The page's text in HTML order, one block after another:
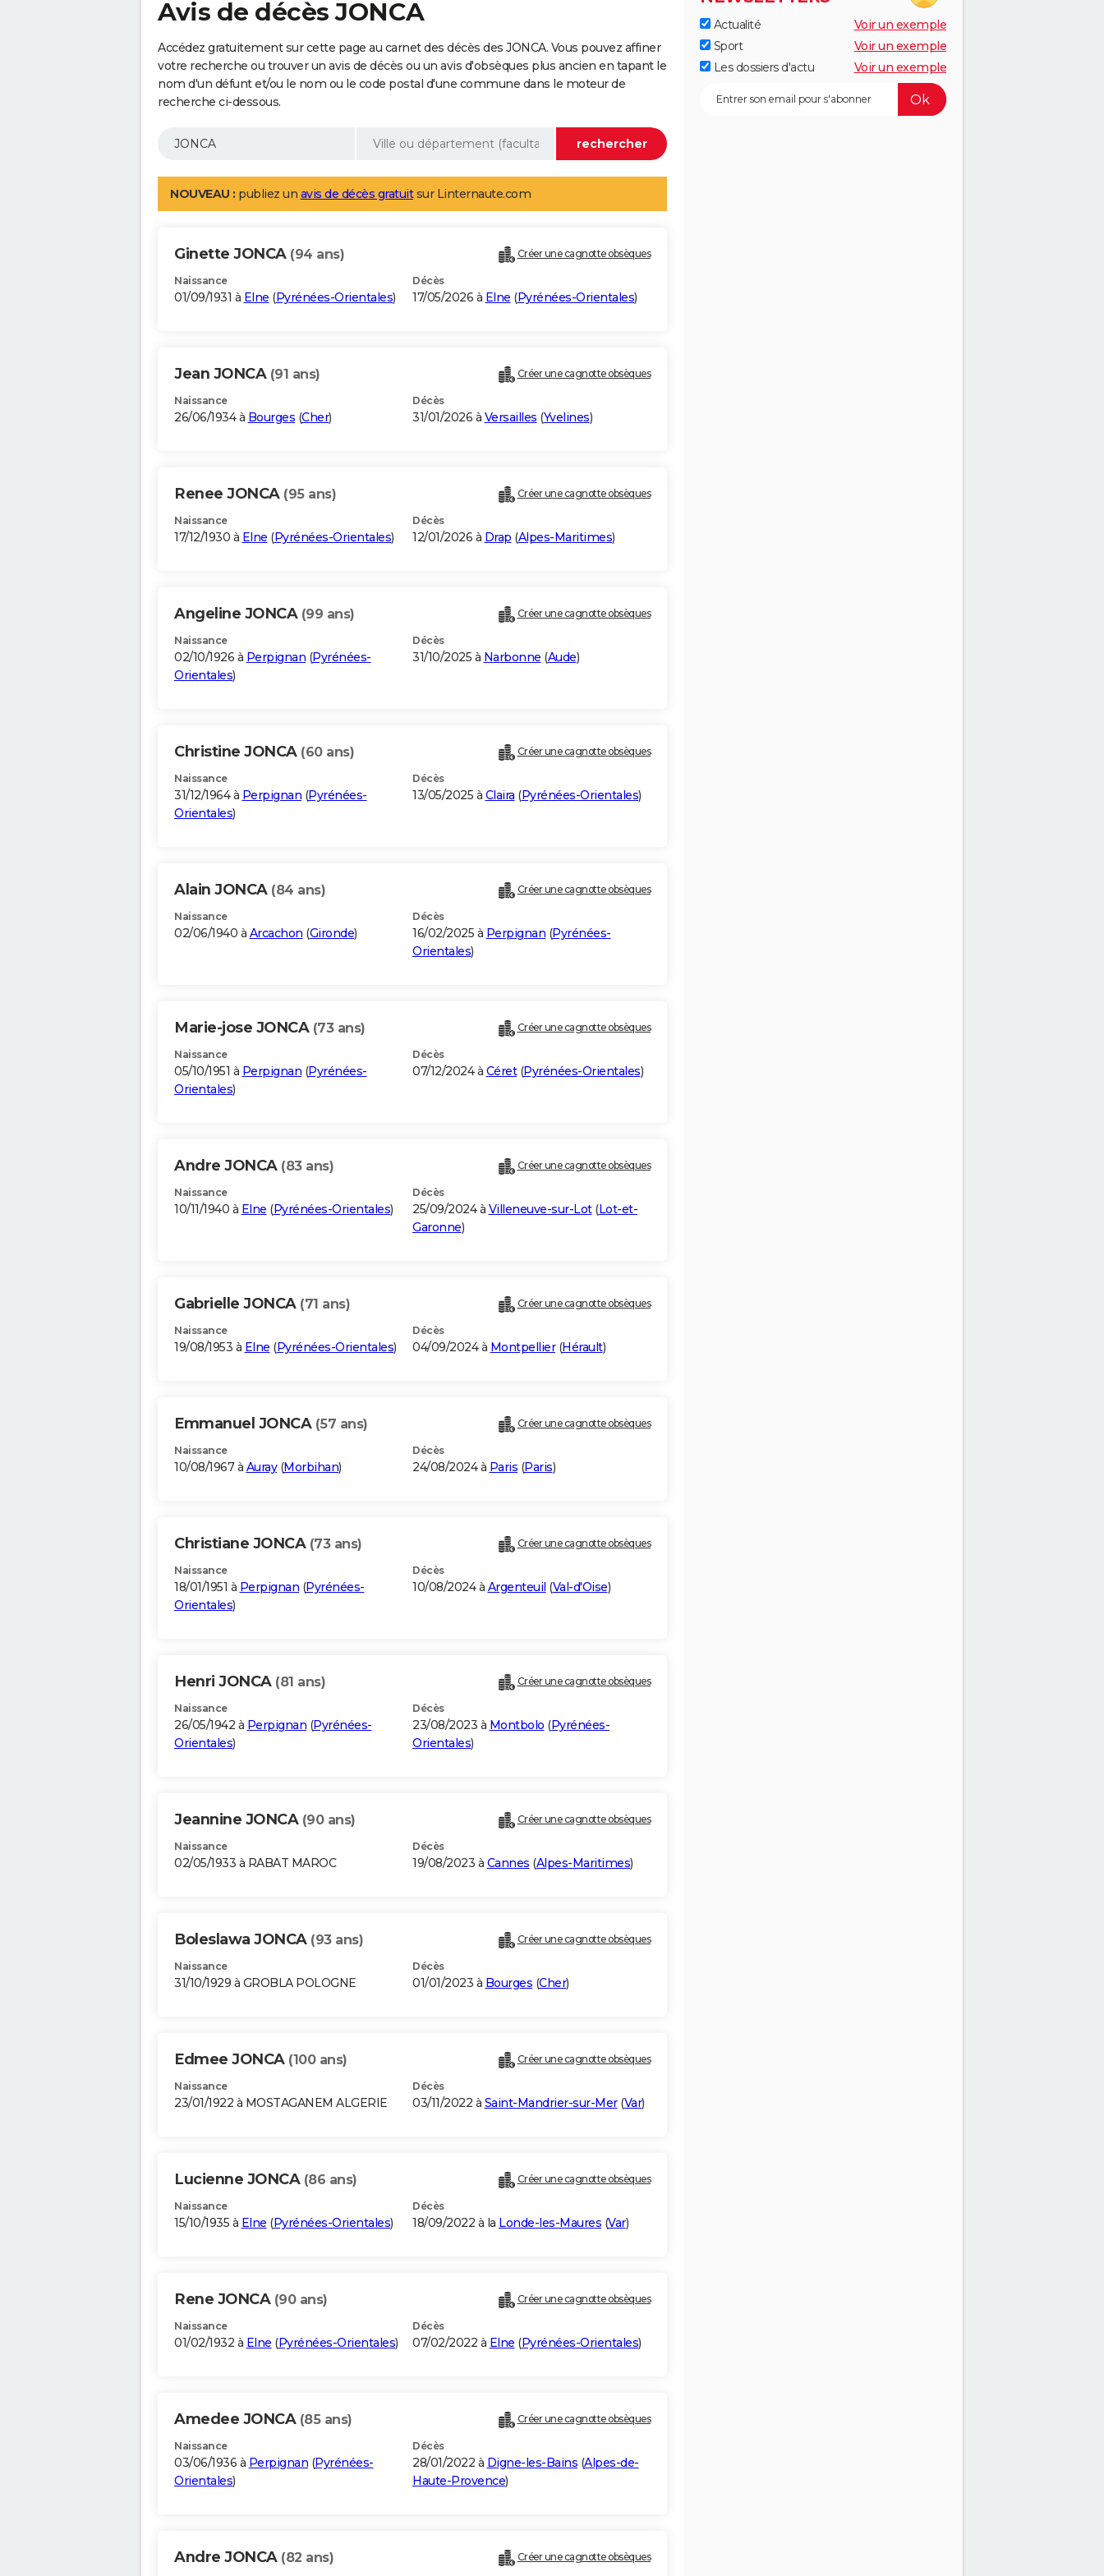
Avis de décès JONCA
Accédez gratuitement sur cette page au carnet des décès des JONCA. Vous pouvez affiner
votre recherche ou trouver un avis de décès ou un avis d'obsèques plus ancien en tapant le
nom d'un défunt et/ou le nom ou le code postal d'une commune dans le moteur de
recherche ci-dessous.
NOUVEAU : publiez un avis de décès gratuitsur Linternaute.com
Ginette JONCA (94 ans) Créer une cagnotte obsèques
Naissance
01/09/1931 à Elne (Pyrénées-Orientales)
Décès
17/05/2026 à Elne (Pyrénées-Orientales)
Jean JONCA (91 ans) Créer une cagnotte obsèques
Naissance
26/06/1934 à Bourges (Cher)
Décès
31/01/2026 à Versailles (Yvelines)
Renee JONCA (95 ans) Créer une cagnotte obsèques
Naissance
17/12/1930 à Elne (Pyrénées-Orientales)
Décès
12/01/2026 à Drap (Alpes-Maritimes)
Angeline JONCA (99 ans) Créer une cagnotte obsèques
Naissance
02/10/1926 à Perpignan (Pyrénées-
Orientales)
Décès
31/10/2025 à Narbonne (Aude)
Christine JONCA (60 ans) Créer une cagnotte obsèques
Naissance
31/12/1964 à Perpignan (Pyrénées-
Orientales)
Décès
13/05/2025 à Claira (Pyrénées-Orientales)
Alain JONCA (84 ans) Créer une cagnotte obsèques
Naissance
02/06/1940 à Arcachon (Gironde)
Décès
16/02/2025 à Perpignan (Pyrénées-
Orientales)
Marie-jose JONCA (73 ans) Créer une cagnotte obsèques
Naissance
05/10/1951 à Perpignan (Pyrénées-
Orientales)
Décès
07/12/2024 à Céret(Pyrénées-Orientales)
Andre JONCA (83 ans) Créer une cagnotte obsèques
Naissance
10/11/1940 à Elne (Pyrénées-Orientales)
Décès
25/09/2024 à Villeneuve-sur-Lot(Lot-et-
Garonne)
Gabrielle JONCA (71 ans) Créer une cagnotte obsèques
Naissance
19/08/1953 à Elne (Pyrénées-Orientales)
Décès
04/09/2024 à Montpellier(Hérault)
Emmanuel JONCA (57 ans) Créer une cagnotte obsèques
Naissance
10/08/1967 à Auray(Morbihan)
Décès
24/08/2024 à Paris (Paris)
Christiane JONCA (73 ans) Créer une cagnotte obsèques
Naissance
18/01/1951 à Perpignan (Pyrénées-
Orientales)
Décès
10/08/2024 à Argenteuil (Val-d'Oise)
Henri JONCA (81 ans) Créer une cagnotte obsèques
Naissance
26/05/1942 à Perpignan (Pyrénées-
Orientales)
Décès
23/08/2023 à Montbolo (Pyrénées-
Orientales)
Jeannine JONCA (90 ans) Créer une cagnotte obsèques
Naissance
02/05/1933 à RABAT MAROC
Décès
19/08/2023 à Cannes (Alpes-Maritimes)
Boleslawa JONCA (93 ans) Créer une cagnotte obsèques
Naissance
31/10/1929 à GROBLA POLOGNE
Décès
01/01/2023 à Bourges (Cher)
Edmee JONCA (100 ans) Créer une cagnotte obsèques
Naissance
23/01/1922 à MOSTAGANEM ALGERIE
Décès
03/11/2022 à Saint-Mandrier-sur-Mer(Var)
Lucienne JONCA (86 ans) Créer une cagnotte obsèques
Naissance
15/10/1935 à Elne (Pyrénées-Orientales)
Décès
18/09/2022 à la Londe-les-Maures (Var)
Rene JONCA (90 ans) Créer une cagnotte obsèques
Naissance
01/02/1932 à Elne (Pyrénées-Orientales)
Décès
07/02/2022 à Elne (Pyrénées-Orientales)
Amedee JONCA (85 ans) Créer une cagnotte obsèques
Naissance
03/06/1936 à Perpignan (Pyrénées-
Orientales)
Décès
28/01/2022 à Digne-les-Bains (Alpes-de-
Haute-Provence)
Andre JONCA (82 ans) Créer une cagnotte obsèques
Actualité
Voir un exemple
Sport
Voir un exemple
Les dossiers d'actu
Voir un exemple